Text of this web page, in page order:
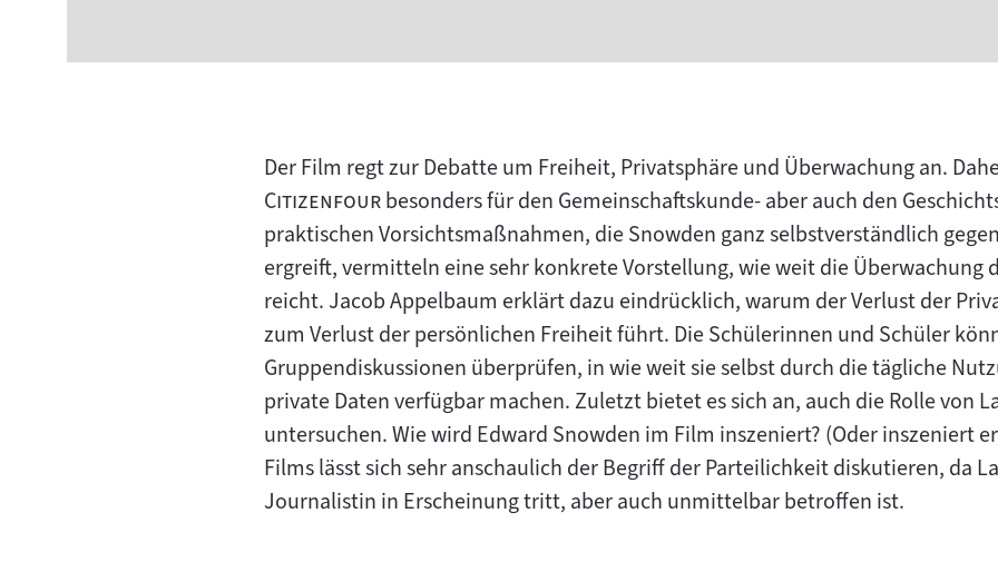
Der Film regt zur Debatte um Freiheit, Privatsphäre und Überwachung an.
Citizenfour"besonders für den Gemeinschaftskunde- aber auch den
praktischen Vorsichtsmaßnahmen, die Snowden ganz selbstverständlich
ergreift, vermitteln eine sehr konkrete Vorstellung, wie weit die Überwachung
reicht. Jacob Appelbaum erklärt dazu eindrücklich, warum der Verlust der
zum Verlust der persönlichen Freiheit führt. Die Schülerinnen und Schüler
Gruppendiskussionen überprüfen, in wie weit sie selbst durch die tägliche
private Daten verfügbar machen. Zuletzt bietet es sich an, auch die Rolle von
untersuchen. Wie wird Edward Snowden im Film inszeniert? (Oder inszeniert
Films lässt sich sehr anschaulich der Begriff der Parteilichkeit diskutieren, da
Journalistin in Erscheinung tritt, aber auch unmittelbar betroffen ist.